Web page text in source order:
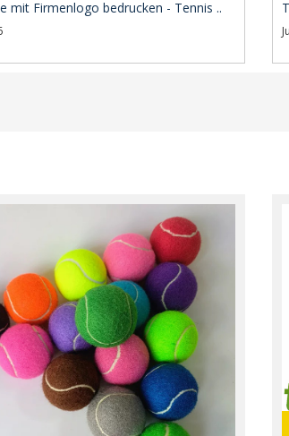
mit Firmenlogo bedrucken - Tennis ..